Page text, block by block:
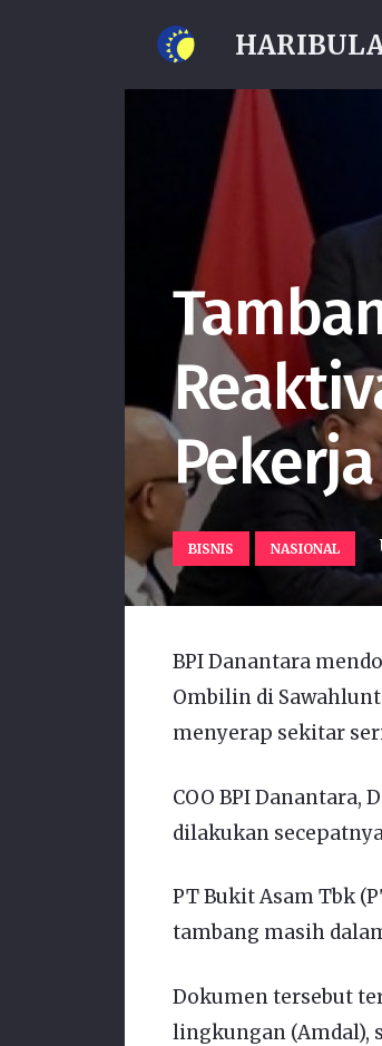
Pekerja
BISNIS NASIONAL
BPI Danantara
Ombilin di
menyerap sekitar
COO BPI Danantara,
dilakukan
PT Bukit Asam Tbk
tambang masih
Dokumen tersebut
lingkungan (Amdal),